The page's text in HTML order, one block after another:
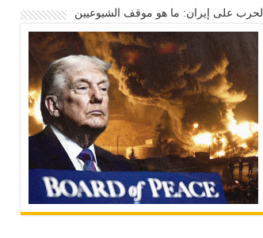
الحرب على إيران: ما هو موقف الشيوعيين